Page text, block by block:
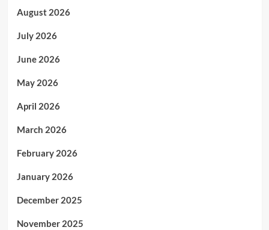
August 2026
July 2026
June 2026
May 2026
April 2026
March 2026
February 2026
January 2026
December 2025
November 2025